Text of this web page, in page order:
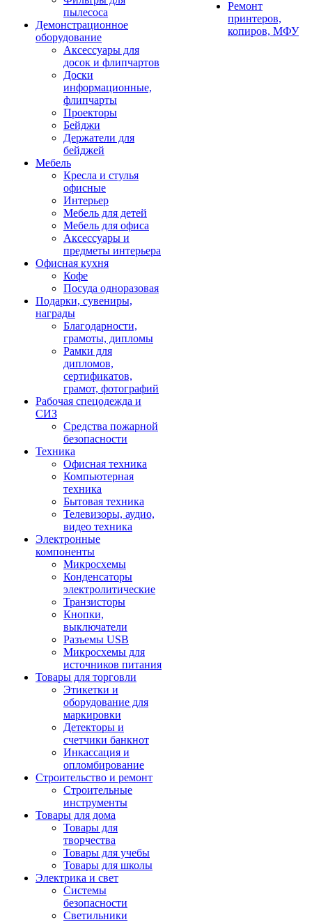
пылесоса
Демонстрационное
оборудование
Аксессуары для
досок и флипчартов
Доски
информационные,
флипчарты
Проекторы
Бейджи
Держатели для
бейджей
Мебель
Кресла и стулья
офисные
Интерьер
Мебель для детей
Мебель для офиса
Аксессуары и
предметы интерьера
Офисная кухня
Кофе
Посуда одноразовая
Подарки, сувениры,
награды
Благодарности,
грамоты, дипломы
Рамки для
дипломов,
сертификатов,
грамот, фотографий
Рабочая спецодежда и
СИЗ
Средства пожарной
безопасности
Техника
Офисная техника
Компьютерная
техника
Бытовая техника
Телевизоры, аудио,
видео техника
Электронные
компоненты
Микросхемы
Конденсаторы
электролитические
Транзисторы
Кнопки,
выключатели
Разъемы USB
Микросхемы для
источников питания
Товары для торговли
Этикетки и
оборудование для
маркировки
Детекторы и
счетчики банкнот
Инкассация и
опломбирование
Строительство и ремонт
Строительные
инструменты
Товары для дома
Товары для
творчества
Товары для учебы
Товары для школы
Электрика и свет
Системы
безопасности
Светильники
Ремонт
принтеров,
копиров, МФУ